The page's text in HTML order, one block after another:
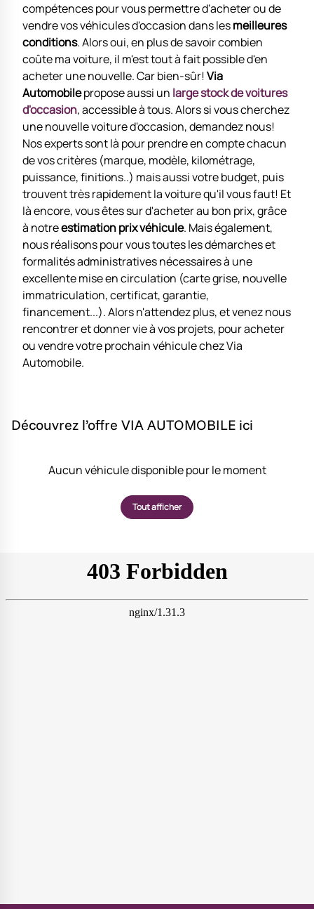
compétences pour vous permettre d'acheter ou de
vendre vos véhicules d'occasion dans lesmeilleures
conditions. Alors oui, en plus de savoir combien
coûte ma voiture, il m'est tout à fait possible d'en
acheter une nouvelle. Car bien-sûr!Via
Automobilepropose aussi un large stock de voitures
d'occasion, accessible à tous. Alors si vous cherchez
une nouvelle voiture d'occasion, demandez nous!
Nos experts sont là pour prendre en compte chacun
de vos critères (marque, modèle, kilométrage,
puissance, finitions..) mais aussi votre budget, puis
trouvent très rapidement la voiture qu'il vous faut! Et
là encore, vous êtes sur d'acheter au bon prix, grâce
à notreestimation prix véhicule. Mais également,
nous réalisons pour vous toutes les démarches et
formalités administratives nécessaires à une
excellente mise en circulation (carte grise, nouvelle
immatriculation, certificat, garantie,
financement...). Alors n'attendez plus, et venez nous
rencontrer et donner vie à vos projets, pour acheter
ou vendre votre prochain véhicule chez Via
Automobile.
Découvrez l’offre VIA AUTOMOBILE ici
Aucun véhicule disponible pour le moment
Tout afficher